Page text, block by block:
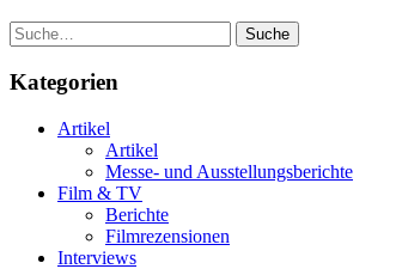
Suche
Kategorien
Artikel
Artikel
Messe- und Ausstellungsberichte
Film & TV
Berichte
Filmrezensionen
Interviews